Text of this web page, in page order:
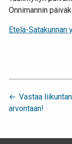
Onnimannin
Etelä-
Vastaa
arvontaan!